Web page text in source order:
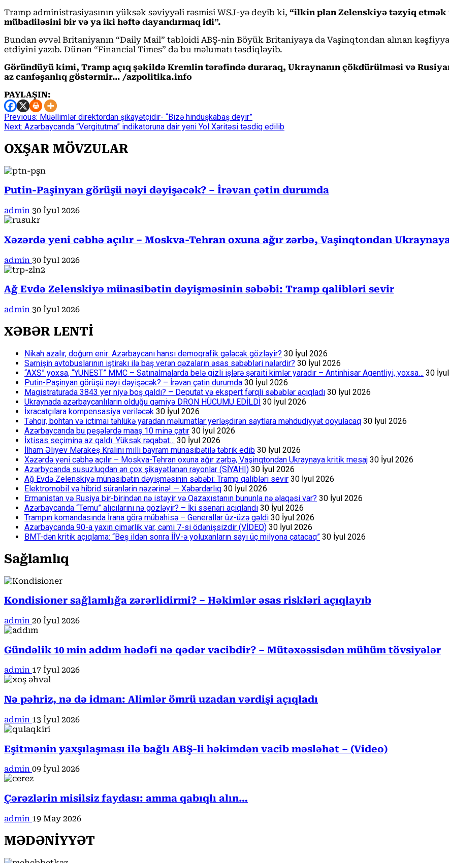
Tramp administrasiyasının yüksək səviyyəli rəsmisi WSJ-yə deyib ki, “ilkin plan Zelenskiyə təzyiq etmək
mübadiləsini bir və ya iki həftə dayandırmaq idi”.
Bundan əvvəl Britaniyanın “Daily Mail” tabloidi ABŞ-nin Böyük Britaniyaya da Vaşinqtondan alınan
etdiyini yazıb. Dünən “Financial Times” da bu məlumatı təsdiqləyib.
Göründüyü kimi, Tramp açıq şəkildə Kremlin tərəfində duraraq, Ukraynanın çökdürülməsi və
az canfəşanlıq göstərmir… /azpolitika.info
PAYLAŞIN:
Continue
Reading
Previous: Müəllimlər direktordan şikayətçidir- “Bizə hinduşkabaş deyir”
Next: Azərbaycanda “Vergitutma” indikatoruna dair yeni Yol Xəritəsi təsdiq edilib
OXŞAR MÖVZULAR
Putin-Paşinyan görüşü nəyi dəyişəcək? – İrəvan çətin durumda
admin 30 İyul 2026
Xəzərdə yeni cəbhə açılır – Moskva-Tehran oxuna ağır zərbə, Vaşinqtondan
admin 30 İyul 2026
Ağ Evdə Zelenskiyə münasibətin dəyişməsinin səbəbi: Tramp qalibləri sevir
admin 30 İyul 2026
XƏBƏR LENTİ
Nikah azalır, doğum enir: Azərbaycanı hansı demoqrafik gələcək gözləyir? 30 İyul 2026
Sərnişin avtobuslarının iştirakı ilə baş verən qəzaların əsas səbəbləri nələrdir? 30 İyul 2026
“AXS” yoxsa, “YUNEST” MMC – Satınalmalarda belə gizli işlərə şəraiti kimlər yaradır – Antinhisar Agentliyi, yoxsa… 30
Putin-Paşinyan görüşü nəyi dəyişəcək? – İrəvan çətin durumda 30 İyul 2026
Magistraturada 3843 yer niyə boş qaldı? – Deputat və ekspert fərqli səbəblər açıqladı 30 İyul 2026
Ukraynada azərbaycanlıların olduğu gəmiyə DRON HÜCUMU EDİLDİ 30 İyul 2026
İxracatçılara kompensasiya veriləcək 30 İyul 2026
Təhqir, böhtan və ictimai təhlükə yaradan məlumatlar yerləşdirən saytlara məhdudiyyət qoyulacaq 30 İyul 2026
Azərbaycanda bu peşələrdə maaş 10 minə çatır 30 İyul 2026
İxtisas seçiminə az qaldı: Yüksək rəqabət… 30 İyul 2026
İlham Əliyev Mərakeş Kralını milli bayram münasibətilə təbrik edib 30 İyul 2026
Xəzərdə yeni cəbhə açılır – Moskva-Tehran oxuna ağır zərbə, Vaşinqtondan Ukraynaya kritik mesaj 30 İyul 2026
Azərbycanda susuzluqdan ən çox şikayətlənən rayonlar (SİYAHI) 30 İyul 2026
Ağ Evdə Zelenskiyə münasibətin dəyişməsinin səbəbi: Tramp qalibləri sevir 30 İyul 2026
Elektromobil və hibrid sürənlərin nəzərinə! — Xəbərdarlıq 30 İyul 2026
Ermənistan və Rusiya bir-birindən nə istəyir və Qazaxıstanın bununla nə əlaqəsi var? 30 İyul 2026
Azərbaycanda “Temu” alıcılarını nə gözləyir? – İki ssenari açıqlandı 30 İyul 2026
Trampın komandasında İrana görə mübahisə – Generallar üz-üzə gəldi 30 İyul 2026
Azərbaycanda 90-a yaxın çimərlik var, cəmi 7-si ödənişsizdir (VİDEO) 30 İyul 2026
BMT-dən kritik açıqlama: “Beş ildən sonra İİV-ə yoluxanların sayı üç milyona çatacaq” 30 İyul 2026
Sağlamlıq
Kondisioner sağlamlığa zərərlidirmi? – Həkimlər əsas riskləri açıqlayıb
admin 20 İyul 2026
Gündəlik 10 min addım hədəfi nə qədər vacibdir? – Mütəxəssisdən mühüm tövsiyələr
admin 17 İyul 2026
Nə pəhriz, nə də idman: Alimlər ömrü uzadan vərdişi açıqladı
admin 13 İyul 2026
Eşitmənin yaxşılaşması ilə bağlı ABŞ-li həkimdən vacib məsləhət – (Video)
admin 09 İyul 2026
Çərəzlərin misilsiz faydası: amma qabıqlı alın…
admin 19 May 2026
MƏDƏNİYYƏT